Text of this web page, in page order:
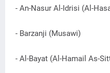
- An-Nasur Al-Idrisi (Al-
- Barzanji (Musawi)
- Al-Bayat (Al-Hamail As-